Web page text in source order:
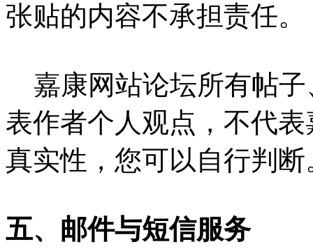
张贴的内容不承担责任。
嘉康网站论坛所有帖子
表作者个人观点，不代
真实性，您可以自行判断
五、邮件与短信服务